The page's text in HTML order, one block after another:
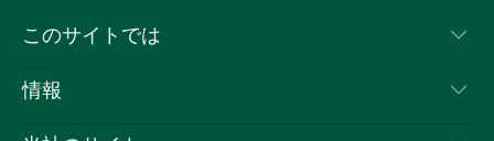
ス
ッ
タ
レ
ト
お問い合わせ
このサイトでは
目的地
情報
旅行情報